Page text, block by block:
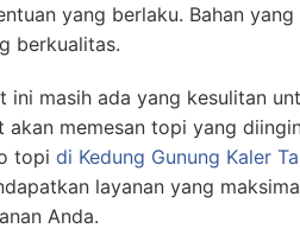
yang berlaku. Bahan
berkualitas.
ini masih ada yang kesulitan
akan memesan topi yang
topi di Kedung Gunung Kaler
layanan yang
Anda.